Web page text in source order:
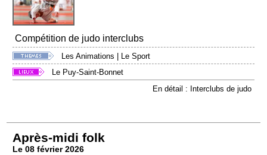
Compétition de judo interclubs
Les Animations | Le Sport
Le Puy-Saint-Bonnet
En détail : Interclubs de judo
Après-midi folk
Le 08 février 2026